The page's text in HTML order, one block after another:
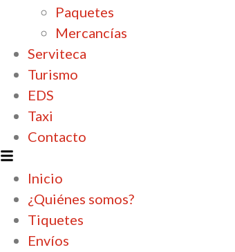
Paquetes
Mercancías
Serviteca
Turismo
EDS
Taxi
Contacto
Inicio
¿Quiénes somos?
Tiquetes
Envíos